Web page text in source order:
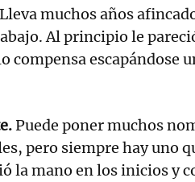
Lleva muchos años
Al principio le
compensa escapándose
Puede poner muchos
pero siempre hay uno
la mano en los inicios y